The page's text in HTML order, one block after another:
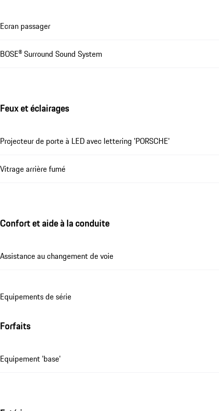
Ecran passager
BOSE® Surround Sound System
Feux et éclairages
Projecteur de porte à LED avec lettering 'PORSCHE'
Vitrage arrière fumé
Confort et aide à la conduite
Assistance au changement de voie
Equipements de série
Forfaits
Equipement 'base'